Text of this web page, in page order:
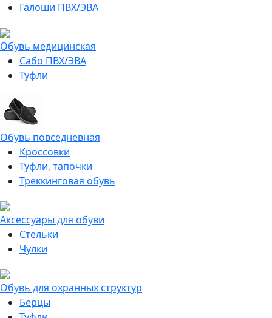
Галоши ПВХ/ЭВА
Обувь медицинская
Сабо ПВХ/ЭВА
Туфли
Обувь повседневная
Кроссовки
Туфли, тапочки
Треккинговая обувь
Аксессуары для обуви
Стельки
Чулки
Обувь для охранных структур
Берцы